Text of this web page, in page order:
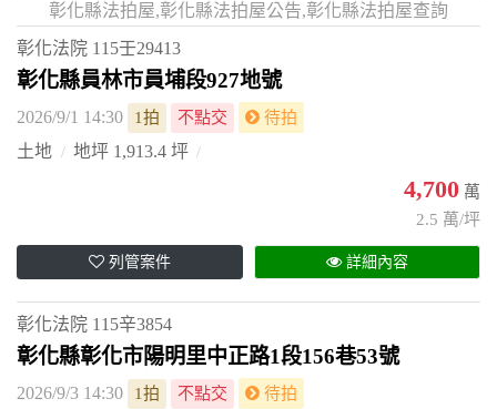
彰化縣法拍屋,彰化縣法拍屋公告,彰化縣法拍屋查詢
彰化法院 115壬29413
彰化縣員林市員埔段927地號
2026/9/1 14:30 1拍 不點交 待拍
土地 地坪 1,913.4 坪
4,700 萬
2.5 萬/坪
列管案件 詳細內容
彰化法院 115辛3854
彰化縣彰化市陽明里中正路1段156巷53號
2026/9/3 14:30 1拍 不點交 待拍